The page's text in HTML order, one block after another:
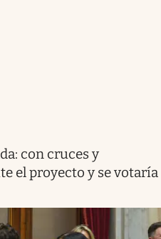
con cruces y
el proyecto y se votaría